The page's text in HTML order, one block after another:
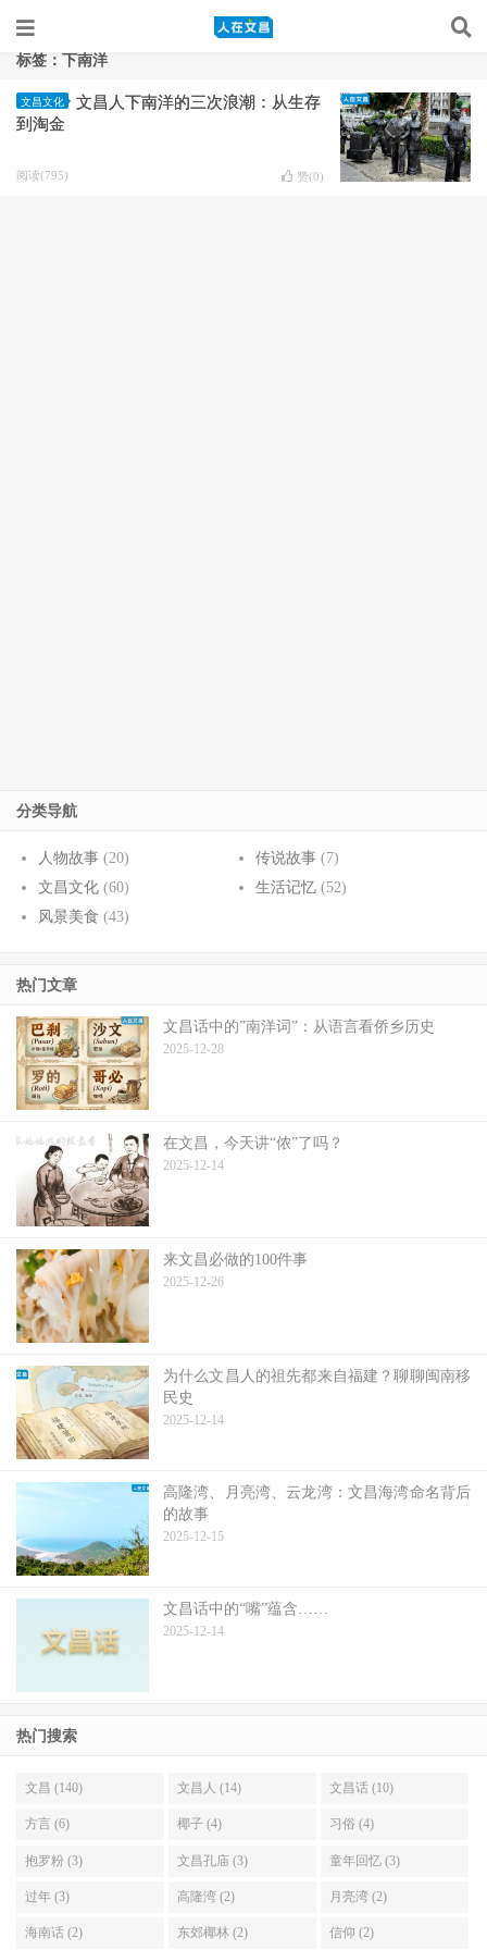
标签：下南洋
文昌文化
文昌人下南洋的三次浪潮：从生存
到淘金
阅读(795) 赞(0)
分类导航
人物故事 (20) 传说故事(7)
文昌文化 (60) 生活记忆(52)
风景美食 (43)
热门文章
文昌话中的”南洋词”：从语言看侨乡历史
2025-12-28
在文昌，今天讲“侬”了吗？
2025-12-14
来文昌必做的100件事
2025-12-26
为什么文昌人的祖先都来自福建？聊聊闽南移
民史
2025-12-14
高隆湾、月亮湾、云龙湾：文昌海湾命名背后
的故事
2025-12-15
文昌话中的“嘴”蕴含……
2025-12-14
热门搜索
文昌 (140) 文昌人 (14) 文昌话 (10)
方言 (6) 椰子 (4) 习俗 (4)
抱罗粉 (3) 文昌孔庙 (3) 童年回忆 (3)
过年 (3) 高隆湾 (2) 月亮湾 (2)
海南话 (2) 东郊椰林 (2) 信仰 (2)